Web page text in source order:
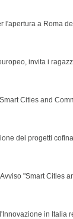
l'apertura a Roma
invita i
Cities and
dei progetti
"Smart Cities
in Italia